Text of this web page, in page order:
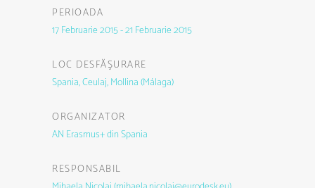
PERIOADA
17 Februarie 2015 - 21 Februarie 2015
LOC DESFĂŞURARE
Spania, Ceulaj, Mollina (Málaga)
ORGANIZATOR
AN Erasmus+ din Spania
RESPONSABIL